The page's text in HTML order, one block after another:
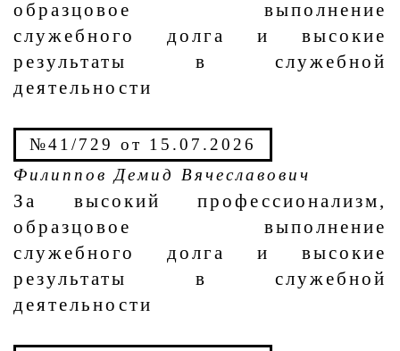
образцовое выполнение
служебного долга и высокие
результаты в служебной
деятельности
№41/729 от 15.07.2026
Филиппов Демид Вячеславович
За высокий профессионализм,
образцовое выполнение
служебного долга и высокие
результаты в служебной
деятельности